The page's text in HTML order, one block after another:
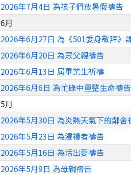
2026年7月4日 為孩子們放暑假禱告
6月
2026年6月27日 為《501委身敬拜》
2026年6月20日 為眾父親禱告
2026年6月13日 屆畢業生祈禱
2026年6月6日 為忙碌中重整生命禱告
5月
2026年5月30日 為炎熱天氣下的鄰舍
2026年5月23日 為浸禮者禱告
2026年5月16日 為活出愛禱告
2026年5月9日 為母親禱告